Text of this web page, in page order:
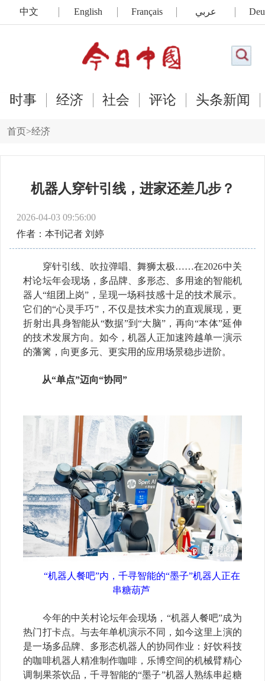
中文 English Français عربي
时事 经济 社会 评论 头条新闻
首页>经济
机器人穿针引线，进家还差几步？
2026-04-03 09:56:00
作者：本刊记者 刘婷
穿针引线、吹拉弹唱、舞狮太极……在2026中关
村论坛年会现场，多品牌、多形态、多用途的智能机
器人 “组团上岗” ，呈现一场科技感十足的技术展示。
它们的“心灵手巧”，不仅是技术实力的直观展现，更
折射出具身智能从“数据”到“大脑” ，再向“本体”延伸
的技术发展方向。如今，机器人正加速跨越单一演示
的藩篱，向更多元、更实用的应用场景稳步进阶。
从“单点”迈向“协同”
“机器人餐吧”内，千寻智能的“墨子”机器人正在
串糖葫芦
今年的中关村论坛年会现场， “机器人餐吧”成为
热门打卡点。与去年单机演示不同，如今这里上演的
是一场多品牌、多形态机器人的协同作业：好饮科技
的咖啡机器人精准制作咖啡，乐博空间的机械臂精心
调制果茶饮品，千寻智能的“墨子”机器人熟练串起糖